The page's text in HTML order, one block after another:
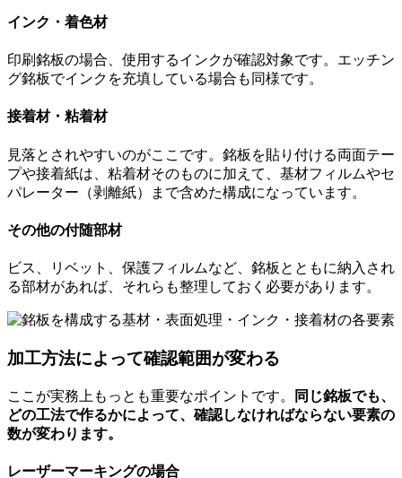
インク・着色材
印刷銘板の場合、使用するインクが確認対象です。エッチン
グ銘板でインクを充填している場合も同様です。
接着材・粘着材
見落とされやすいのがここです。銘板を貼り付ける両面テー
プや接着紙は、粘着材そのものに加えて、基材フィルムやセ
パレーター（剥離紙）まで含めた構成になっています。
その他の付随部材
ビス、リベット、保護フィルムなど、銘板とともに納入され
る部材があれば、それらも整理しておく必要があります。
加工方法によって確認範囲が変わる
ここが実務上もっとも重要なポイントです。
同じ銘板でも、
どの工法で作るかによって、確認しなければならない要素の
数が変わります。
レーザーマーキングの場合